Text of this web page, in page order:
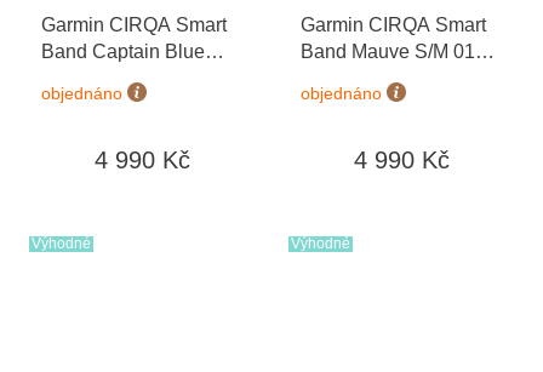
Garmin CIRQA Smart
Band Captain Blue
S/M 010-04675-13
objednáno
4 990 Kč
Garmin CIRQA Smart
Band Mauve S/M 010-
objednáno
4 990 Kč
Výhodné Výhodné